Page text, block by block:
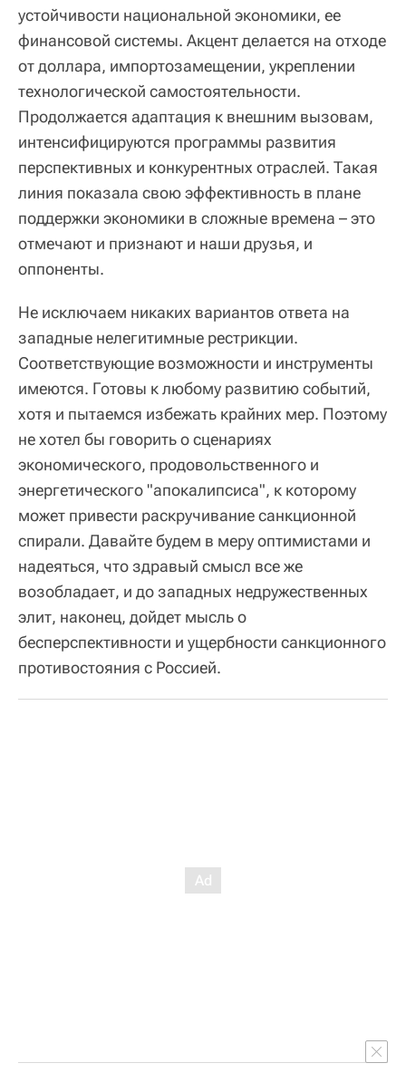
устойчивости национальной экономики, ее
финансовой системы. Акцент делается на отходе
от доллара, импортозамещении, укреплении
технологической самостоятельности.
Продолжается адаптация к внешним вызовам,
интенсифицируются программы развития
перспективных и конкурентных отраслей. Такая
линия показала свою эффективность в плане
поддержки экономики в сложные времена – это
отмечают и признают и наши друзья, и
оппоненты.
Не исключаем никаких вариантов ответа на
западные нелегитимные рестрикции.
Соответствующие возможности и инструменты
имеются. Готовы к любому развитию событий,
хотя и пытаемся избежать крайних мер. Поэтому
не хотел бы говорить о сценариях
экономического, продовольственного и
энергетического "апокалипсиса", к которому
может привести раскручивание санкционной
спирали. Давайте будем в меру оптимистами и
надеяться, что здравый смысл все же
возобладает, и до западных недружественных
элит, наконец, дойдет мысль о
бесперспективности и ущербности санкционного
противостояния с Россией.